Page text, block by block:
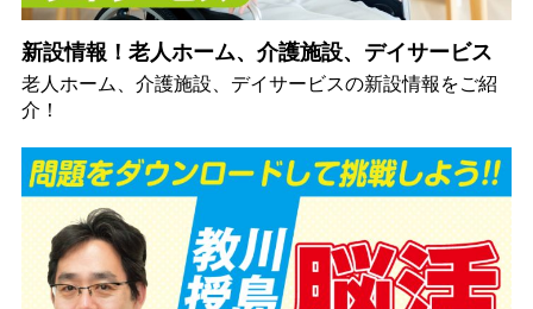
新設情報！老人ホーム、介護施設、デイサービス
老人ホーム、介護施設、デイサービスの新設情報をご紹
介！